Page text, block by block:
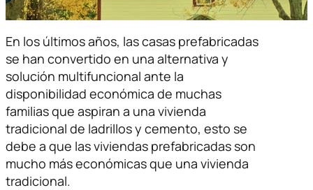
En los últimos años, las casas prefabricadas
se han convertido en una alternativa y
solución multifuncional ante la
disponibilidad económica de muchas
familias que aspiran a una vivienda
tradicional de ladrillos y cemento, esto se
debe a que las viviendas prefabricadas son
mucho más económicas que una vivienda
tradicional.